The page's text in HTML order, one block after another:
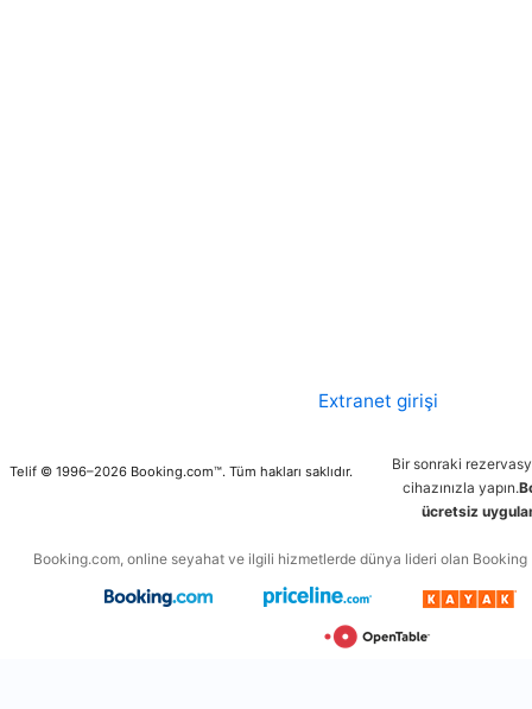
Extranet girişi
Telif © 1996–2026 Booking.com™. Tüm hakları saklıdır.
Bir sonraki
cihazınızla yapın.
ücretsiz
Booking.com, online seyahat ve ilgili hizmetlerde dünya lideri olan Booking